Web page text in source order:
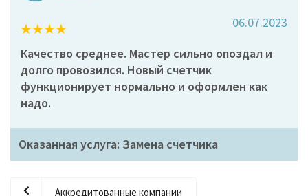
06.07.2023
Качество среднее. Мастер сильно опоздал и
долго провозился. Новый счетчик
функционирует нормально и оформлен как
надо.
Оказанная услуга: Замена счетчика
Аккредитованные компании